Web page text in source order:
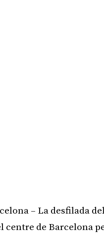
– La desfilada
centre de Barcelona